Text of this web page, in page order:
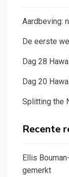
Aardbeving:
De eerste
Dag 28
Dag 20
Splitting the
Recente
Ellis
gemerkt